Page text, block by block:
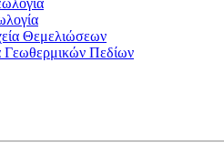
Θεμελιώσεων
Γεωθερμικών Πεδίων